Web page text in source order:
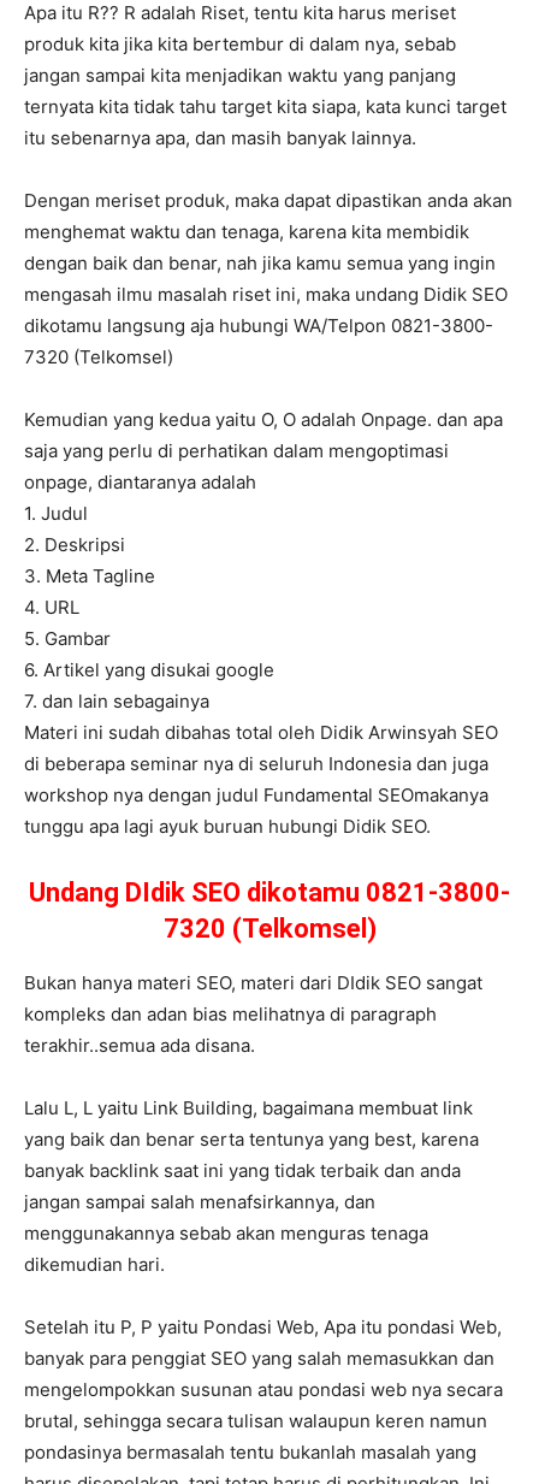
Apa itu R?? R adalah Riset, tentu kita harus meriset
produk kita jika kita bertembur di dalam nya, sebab
jangan sampai kita menjadikan waktu yang panjang
ternyata kita tidak tahu target kita siapa, kata kunci target
itu sebenarnya apa, dan masih banyak lainnya.
Dengan meriset produk, maka dapat dipastikan anda akan
menghemat waktu dan tenaga, karena kita membidik
dengan baik dan benar, nah jika kamu semua yang ingin
mengasah ilmu masalah riset ini, maka undang Didik SEO
dikotamu langsung aja hubungi WA/Telpon 0821-3800-
7320 (Telkomsel)
Kemudian yang kedua yaitu O, O adalah Onpage. dan apa
saja yang perlu di perhatikan dalam mengoptimasi
onpage, diantaranya adalah
1. Judul
2. Deskripsi
3. Meta Tagline
4. URL
5. Gambar
6. Artikel yang disukai google
7. dan lain sebagainya
Materi ini sudah dibahas total oleh Didik Arwinsyah SEO
di beberapa seminar nya di seluruh Indonesia dan juga
workshop nya dengan judul Fundamental SEOmakanya
tunggu apa lagi ayuk buruan hubungi Didik SEO.
Undang DIdik SEO dikotamu 0821-3800-
7320 (Telkomsel)
Bukan hanya materi SEO, materi dari DIdik SEO sangat
kompleks dan adan bias melihatnya di paragraph
terakhir..semua ada disana.
Lalu L, L yaitu Link Building, bagaimana membuat link
yang baik dan benar serta tentunya yang best, karena
banyak backlink saat ini yang tidak terbaik dan anda
jangan sampai salah menafsirkannya, dan
menggunakannya sebab akan menguras tenaga
dikemudian hari.
Setelah itu P, P yaitu Pondasi Web, Apa itu pondasi Web,
banyak para penggiat SEO yang salah memasukkan dan
mengelompokkan susunan atau pondasi web nya secara
brutal, sehingga secara tulisan walaupun keren namun
pondasinya bermasalah tentu bukanlah masalah yang